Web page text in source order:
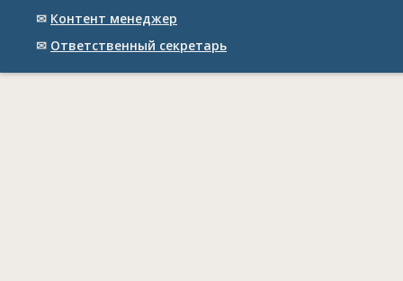
✉ Контент менеджер
✉ Ответственный cекретарь